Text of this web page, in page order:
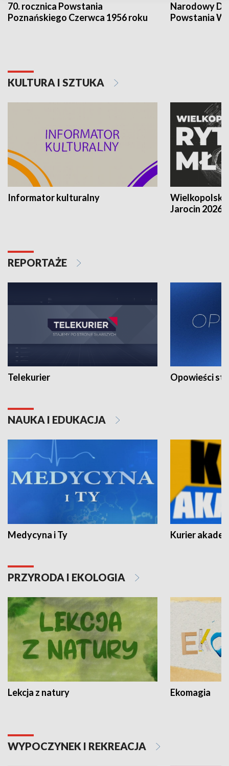
70. rocznica Powstania
Poznańskiego Czerwca 1956 roku
Narodowy
Powstania
KULTURA I SZTUKA
Informator kulturalny
Jarocin 2026
REPORTAŻE
Telekurier Opowieści
NAUKA I EDUKACJA
Medycyna i Ty Kurier
PRZYRODA I EKOLOGIA
Lekcja z natury Ekomagia
WYPOCZYNEK I REKREACJA